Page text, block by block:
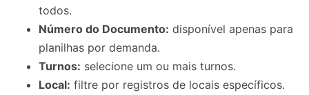
todos.
Número do Documento: disponível apenas para
planilhas por demanda.
Turnos: selecione um ou mais turnos.
Local: filtre por registros de locais específicos.